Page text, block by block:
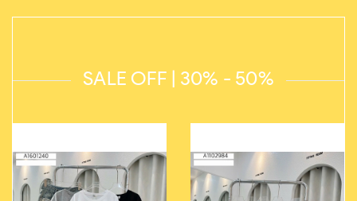
SALE OFF | 30% - 50%